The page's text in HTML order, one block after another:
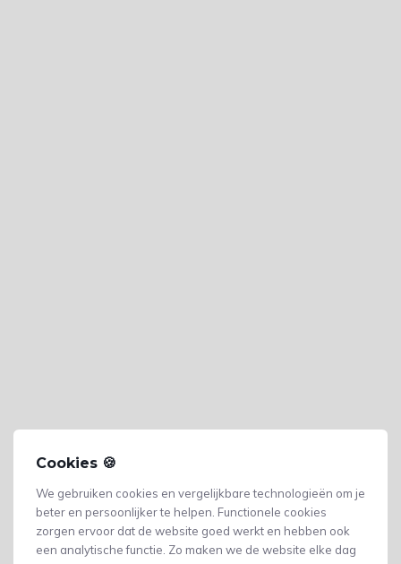
Cookies 🍪
We gebruiken cookies en vergelijkbare technologieën om je
beter en persoonlijker te helpen. Functionele cookies
zorgen ervoor dat de website goed werkt en hebben ook
een analytische functie. Zo maken we de website elke dag